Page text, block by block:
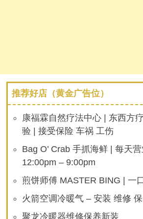
推荐好店（黄金广告位）
康福霖自然疗法中心 | 东西方
验 | 接受保险 车祸 工伤
Bag O’ Crab 手抓海鲜 | 每天营
12:00pm – 9:00pm
煎饼师傅 MASTER BING | 一
火箭空调冷暖气 – 安装 维修
聚龙冷暖器维修保养新装